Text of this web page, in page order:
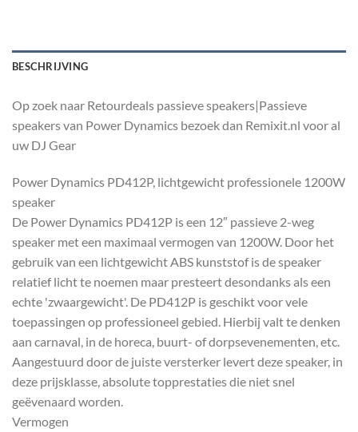
BESCHRIJVING
Op zoek naar Retourdeals passieve speakers|Passieve
speakers van Power Dynamics bezoek dan Remixit.nl voor al
uw DJ Gear
Power Dynamics PD412P, lichtgewicht professionele 1200W
speaker
De Power Dynamics PD412P is een 12″ passieve 2-weg
speaker met een maximaal vermogen van 1200W. Door het
gebruik van een lichtgewicht ABS kunststof is de speaker
relatief licht te noemen maar presteert desondanks als een
echte 'zwaargewicht'. De PD412P is geschikt voor vele
toepassingen op professioneel gebied. Hierbij valt te denken
aan carnaval, in de horeca, buurt- of dorpsevenementen, etc.
Aangestuurd door de juiste versterker levert deze speaker, in
deze prijsklasse, absolute topprestaties die niet snel
geëvenaard worden.
Vermogen